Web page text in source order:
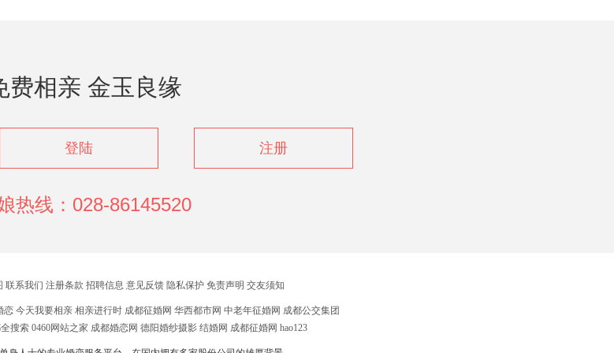
费相亲 金玉良缘
登陆 注册
热线：028-86145520
联系我们 注册条款 招聘信息 意见反馈 隐私保护 免责声明 交友须知
恋 今天我要相亲 相亲进行时 成都征婚网 华西都市网 中老年征婚网 成都公交集团
搜索 0460网站之家 成都婚恋网 德阳婚纱摄影 结婚网 成都征婚网 hao123